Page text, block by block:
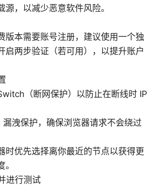
源，以减少恶意软件风险。
版本需要账号注册，建议使用一个独
启两步验证（若可用），以提升账户
（断网保护）以防止在断线时 IP
漏洩保护，确保浏览器请求不会绕过
时优先选择离你最近的节点以获得更
进行测试